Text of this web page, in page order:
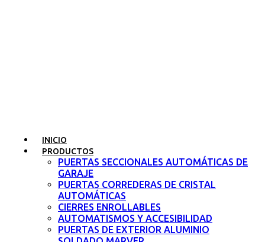
INICIO
PRODUCTOS
PUERTAS SECCIONALES AUTOMÁTICAS DE
GARAJE
PUERTAS CORREDERAS DE CRISTAL
AUTOMÁTICAS
CIERRES ENROLLABLES
AUTOMATISMOS Y ACCESIBILIDAD
PUERTAS DE EXTERIOR ALUMINIO